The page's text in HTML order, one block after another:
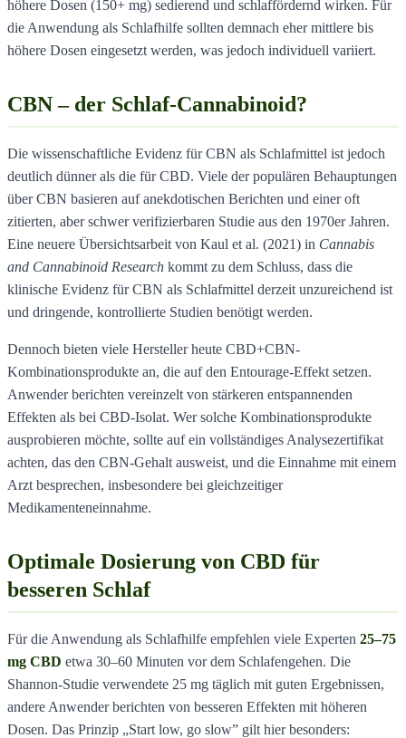
höhere Dosen (150+ mg) sedierend und schlaffördernd wirken. Für
die Anwendung als Schlafhilfe sollten demnach eher mittlere bis
höhere Dosen eingesetzt werden, was jedoch individuell variiert.
CBN – der Schlaf-Cannabinoid?
Die wissenschaftliche Evidenz für CBN als Schlafmittel ist jedoch
deutlich dünner als die für CBD. Viele der populären Behauptungen
über CBN basieren auf anekdotischen Berichten und einer oft
zitierten, aber schwer verifizierbaren Studie aus den 1970er Jahren.
Eine neuere Übersichtsarbeit von Kaul et al. (2021) in Cannabis
and Cannabinoid Research kommt zu dem Schluss, dass die
klinische Evidenz für CBN als Schlafmittel derzeit unzureichend ist
und dringende, kontrollierte Studien benötigt werden.
Dennoch bieten viele Hersteller heute CBD+CBN-
Kombinationsprodukte an, die auf den Entourage-Effekt setzen.
Anwender berichten vereinzelt von stärkeren entspannenden
Effekten als bei CBD-Isolat. Wer solche Kombinationsprodukte
ausprobieren möchte, sollte auf ein vollständiges Analysezertifikat
achten, das den CBN-Gehalt ausweist, und die Einnahme mit einem
Arzt besprechen, insbesondere bei gleichzeitiger
Medikamenteneinnahme.
Optimale Dosierung von CBD für
besseren Schlaf
Für die Anwendung als Schlafhilfe empfehlen viele Experten 25–75
mg CBD etwa 30–60 Minuten vor dem Schlafengehen. Die
Shannon-Studie verwendete 25 mg täglich mit guten Ergebnissen,
andere Anwender berichten von besseren Effekten mit höheren
Dosen. Das Prinzip „Start low, go slow” gilt hier besonders: